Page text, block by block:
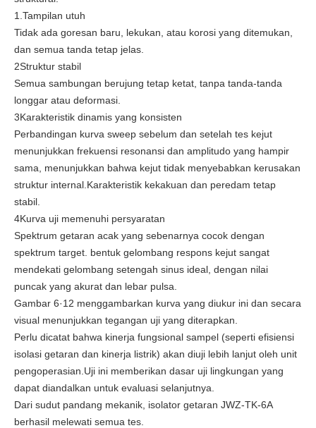
1.Tampilan utuh
Tidak ada goresan baru, lekukan, atau korosi yang ditemukan,
dan semua tanda tetap jelas.
2Struktur stabil
Semua sambungan berujung tetap ketat, tanpa tanda-tanda
longgar atau deformasi.
3Karakteristik dinamis yang konsisten
Perbandingan kurva sweep sebelum dan setelah tes kejut
menunjukkan frekuensi resonansi dan amplitudo yang hampir
sama, menunjukkan bahwa kejut tidak menyebabkan kerusakan
struktur internal.Karakteristik kekakuan dan peredam tetap
stabil.
4Kurva uji memenuhi persyaratan
Spektrum getaran acak yang sebenarnya cocok dengan
spektrum target. bentuk gelombang respons kejut sangat
mendekati gelombang setengah sinus ideal, dengan nilai
puncak yang akurat dan lebar pulsa.
Gambar 6·12 menggambarkan kurva yang diukur ini dan secara
visual menunjukkan tegangan uji yang diterapkan.
Perlu dicatat bahwa kinerja fungsional sampel (seperti efisiensi
isolasi getaran dan kinerja listrik) akan diuji lebih lanjut oleh unit
pengoperasian.Uji ini memberikan dasar uji lingkungan yang
dapat diandalkan untuk evaluasi selanjutnya.
Dari sudut pandang mekanik, isolator getaran JWZ-TK-6A
berhasil melewati semua tes.